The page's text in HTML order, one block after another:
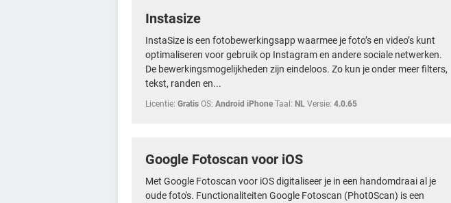
Instasize
InstaSize is een fotobewerkingsapp waarmee je foto’s en video’s kunt
optimaliseren voor gebruik op Instagram en andere sociale netwerken.
De bewerkingsmogelijkheden zijn eindeloos. Zo kun je onder meer filters,
tekst, randen en...
Licentie: Gratis OS: Android iPhone Taal: NL Versie: 4.0.65
Google Fotoscan voor iOS
Met Google Fotoscan voor iOS digitaliseer je in een handomdraai al je
oude foto's. Functionaliteiten Google Fotoscan (Phot0Scan) is een